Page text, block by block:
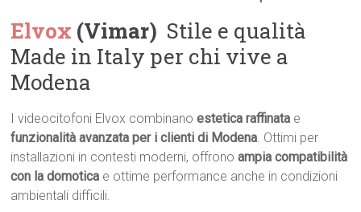
Elvox (Vimar)  Stile e qualità
Made in Italy per chi vive a
Modena
I videocitofoni Elvox combinanoestetica raffinata e
funzionalità avanzata per i clienti di Modena. Ottimi per
installazioni in contesti moderni, offronoampia compatibilità
con la domotica e ottime performance anche in condizioni
ambientali difficili.